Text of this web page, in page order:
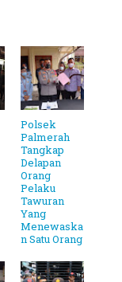
Polsek
Palmerah
Tangkap
Delapan
Orang
Pelaku
Tawuran
Yang
Menewaska
n Satu Orang